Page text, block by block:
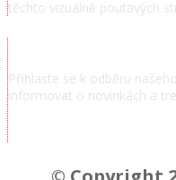
těchto vizuálně poutavých
Přihlaste se k odběru
informovat o novinkách a